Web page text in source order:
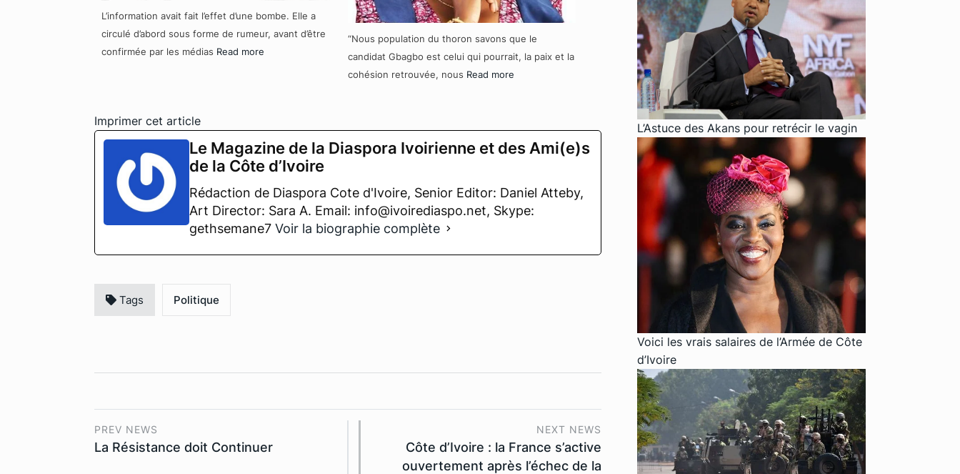
L’information avait fait l’effet d’une bombe. Elle a
circulé d’abord sous forme de rumeur, avant d’être
confirmée par les médias Read more
“Nous population du thoron savons que le
candidat Gbagbo est celui qui pourrait, la paix et la
cohésion retrouvée, nous Read more
Imprimer cet article
Le Magazine de la Diaspora Ivoirienne et des Ami(e)s
de la Côte d’Ivoire
Rédaction de Diaspora Cote d'Ivoire, Senior Editor: Daniel Atteby,
Art Director: Sara A. Email: info@ivoirediaspo.net, Skype:
gethsemane7 Voir la biographie complète
Tags Politique
PREV NEWS
La Résistance doit Continuer
NEXT NEWS
Côte d’Ivoire : la France s’active
ouvertement après l’échec de la
L’Astuce des Akans pour retrécir le vagin
Voici les vrais salaires de l’Armée de Côte
d’Ivoire